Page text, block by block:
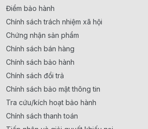
Điểm bảo hành
Chính sách trách nhiệm xã hội
Chứng nhận sản phẩm
Chính sách bán hàng
Chính sách bảo hành
Chính sách đổi trả
Chính sách bảo mật thông tin
Tra cứu/kích hoạt bảo hành
Chính sách thanh toán